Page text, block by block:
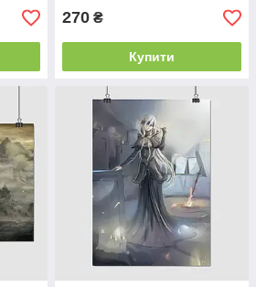
270 ₴
Купити